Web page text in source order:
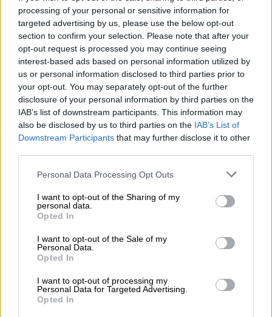
processing of your personal or sensitive information for
targeted advertising by us, please use the below opt-out
section to confirm your selection. Please note that after your
opt-out request is processed you may continue seeing
interest-based ads based on personal information utilized by
us or personal information disclosed to third parties prior to
your opt-out. You may separately opt-out of the further
disclosure of your personal information by third parties on the
IAB’s list of downstream participants. This information may
also be disclosed by us to third parties on the IAB’s List of
Downstream Participants that may further disclose it to other
Personal Data Processing Opt Outs
I want to opt-out of the Sharing of my
personal data.
Opted In
I want to opt-out of the Sale of my
Personal Data.
Opted In
I want to opt-out of processing my
Personal Data for Targeted Advertising.
Opted In
Hyppää kyytiin!
'Tilaa uutiskirje'
Tietoja Bierothekista
Työpaikat Bierothekissa
Aikakauslehti
Lataukset
Me autamme sinua
Olutseminaarit
Maksutavat